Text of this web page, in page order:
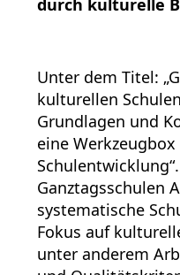
durch kulturelle
Unter dem Titel:
kulturellen
Grundlagen und
eine
Ganztagsschulen
systematische
Fokus auf
unter anderem